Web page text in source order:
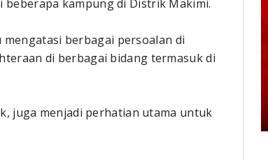
kampung di Distrik Makimi.
berbagai persoalan di
di berbagai bidang termasuk di
juga menjadi perhatian utama untuk